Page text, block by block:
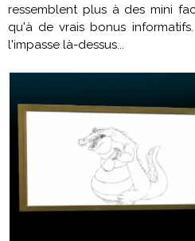
ressemblent plus à des mini
qu'à de vrais bonus
l'impasse là-dessus...